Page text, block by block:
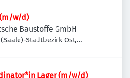
w/d)
Baustoffe GmbH
(Saale)-Stadtbezirk Ost,
Lager (m/w/d)